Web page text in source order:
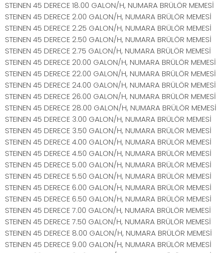
STEINEN 45 DERECE 18.00 GALON/H, NUMARA BRÜLÖR MEMESİ
STEINEN 45 DERECE 2.00 GALON/H, NUMARA BRÜLÖR MEMESİ
STEINEN 45 DERECE 2.25 GALON/H, NUMARA BRÜLÖR MEMESİ
STEINEN 45 DERECE 2.50 GALON/H, NUMARA BRÜLÖR MEMESİ
STEINEN 45 DERECE 2.75 GALON/H, NUMARA BRÜLÖR MEMESİ
STEINEN 45 DERECE 20.00 GALON/H, NUMARA BRÜLÖR MEMESİ
STEINEN 45 DERECE 22.00 GALON/H, NUMARA BRÜLÖR MEMESİ
STEINEN 45 DERECE 24.00 GALON/H, NUMARA BRÜLÖR MEMESİ
STEINEN 45 DERECE 26.00 GALON/H, NUMARA BRÜLÖR MEMESİ
STEINEN 45 DERECE 28.00 GALON/H, NUMARA BRÜLÖR MEMESİ
STEINEN 45 DERECE 3.00 GALON/H, NUMARA BRÜLÖR MEMESİ
STEINEN 45 DERECE 3.50 GALON/H, NUMARA BRÜLÖR MEMESİ
STEINEN 45 DERECE 4.00 GALON/H, NUMARA BRÜLÖR MEMESİ
STEINEN 45 DERECE 4.50 GALON/H, NUMARA BRÜLÖR MEMESİ
STEINEN 45 DERECE 5.00 GALON/H, NUMARA BRÜLÖR MEMESİ
STEINEN 45 DERECE 5.50 GALON/H, NUMARA BRÜLÖR MEMESİ
STEINEN 45 DERECE 6.00 GALON/H, NUMARA BRÜLÖR MEMESİ
STEINEN 45 DERECE 6.50 GALON/H, NUMARA BRÜLÖR MEMESİ
STEINEN 45 DERECE 7.00 GALON/H, NUMARA BRÜLÖR MEMESİ
STEINEN 45 DERECE 7.50 GALON/H, NUMARA BRÜLÖR MEMESİ
STEINEN 45 DERECE 8.00 GALON/H, NUMARA BRÜLÖR MEMESİ
STEINEN 45 DERECE 9.00 GALON/H, NUMARA BRÜLÖR MEMESİ